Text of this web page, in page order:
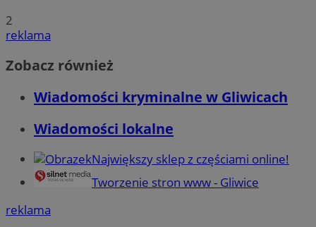
2
reklama
Zobacz również
Wiadomości kryminalne w Gliwicach
Wiadomości lokalne
Największy sklep z częściami online!
Tworzenie stron www - Gliwice
reklama